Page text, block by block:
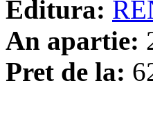
Editura:
An apartie:
Pret de la: